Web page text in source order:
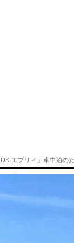
エブリィ」車中泊の